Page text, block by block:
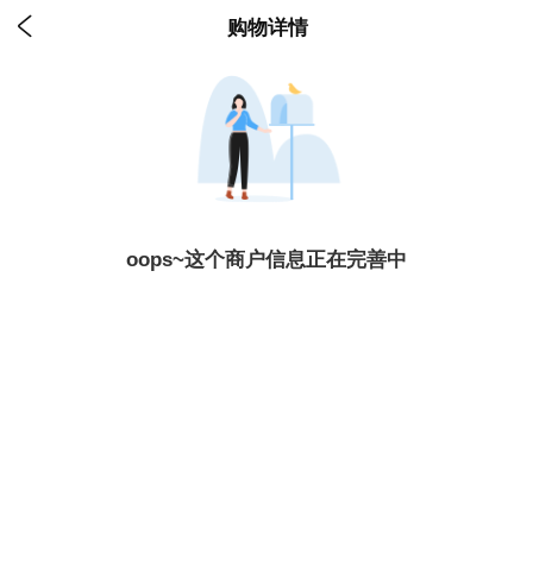
 购物详情
oops~这个商户信息正在完善中